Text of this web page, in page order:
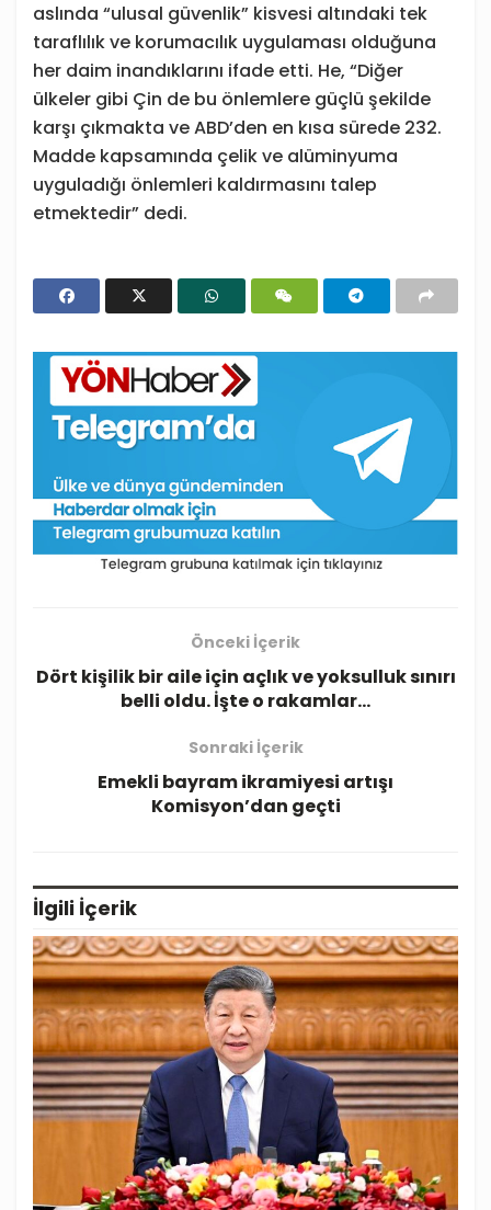
aslında “ulusal güvenlik” kisvesi altındaki tek
taraflılık ve korumacılık uygulaması olduğuna
her daim inandıklarını ifade etti. He, “Diğer
ülkeler gibi Çin de bu önlemlere güçlü şekilde
karşı çıkmakta ve ABD’den en kısa sürede 232.
Madde kapsamında çelik ve alüminyuma
uyguladığı önlemleri kaldırmasını talep
etmektedir” dedi.
Önceki İçerik
Dört kişilik bir aile için açlık ve yoksulluk sınırı
belli oldu. İşte o rakamlar…
Sonraki İçerik
Emekli bayram ikramiyesi artışı
Komisyon’dan geçti
İlgili İçerik